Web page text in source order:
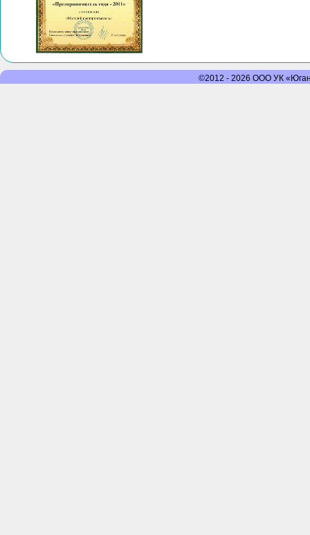
©2012 - 2026 ООО УК